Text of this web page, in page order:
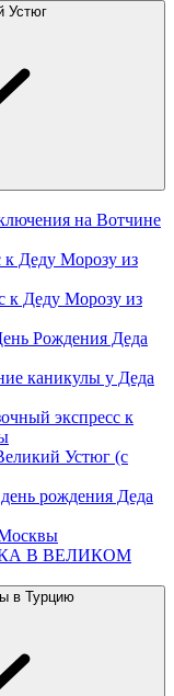
Устюг
на Вотчине
к Деду Морозу из
к Деду Морозу из
Рождения Деда
каникулы у Деда
экспресс к
Устюг (с
рождения Деда
В ВЕЛИКОМ
в Турцию